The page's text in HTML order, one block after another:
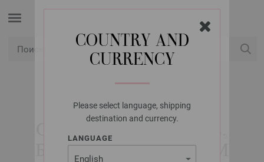
COUNTRY AND
CURRENCY
Please select language, shipping
destination and currency.
LANGUAGE
LANA GROSSA
СПИЦЫ ЧУЛОЧНЫЕ,
БАМБУК №3,5/20СМ